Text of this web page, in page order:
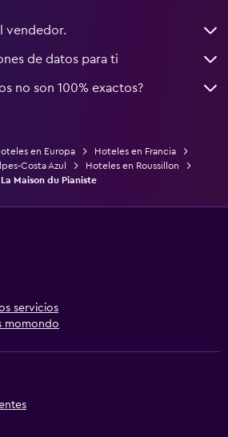
vendedor.
de datos para ti
no son 100% exactos?
en Europa
Hoteles en Francia
Costa Azul
Hoteles en Roussillon
La Maison du Pianiste
servicios
momondo